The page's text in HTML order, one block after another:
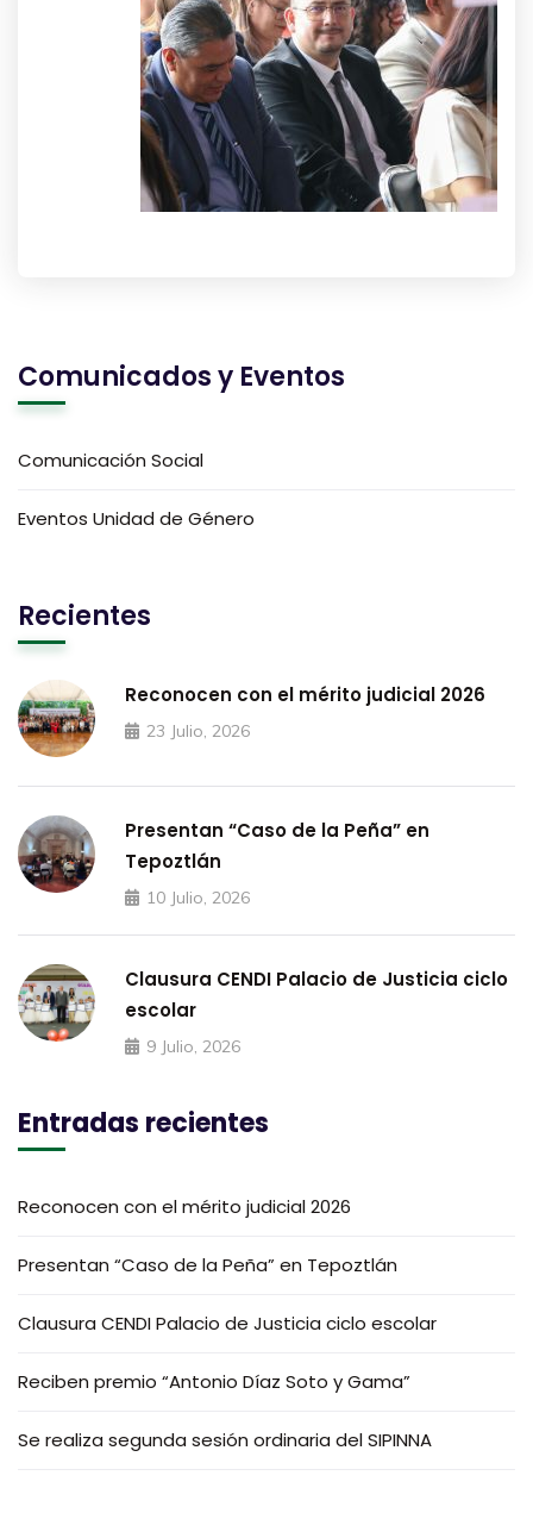
Comunicados y Eventos
Comunicación Social
Eventos Unidad de Género
Recientes
Reconocen con el mérito judicial 2026
23 Julio, 2026
Presentan “Caso de la Peña” en
Tepoztlán
10 Julio, 2026
Clausura CENDI Palacio de Justicia ciclo
escolar
9 Julio, 2026
Entradas recientes
Reconocen con el mérito judicial 2026
Presentan “Caso de la Peña” en Tepoztlán
Clausura CENDI Palacio de Justicia ciclo escolar
Reciben premio “Antonio Díaz Soto y Gama”
Se realiza segunda sesión ordinaria del SIPINNA